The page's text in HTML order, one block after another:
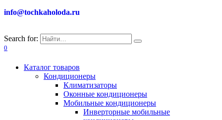
info@tochkaholoda.ru
Search for:
0
Каталог товаров
Кондиционеры
Климатизаторы
Оконные кондиционеры
Мобильные кондиционеры
Инверторные мобильные